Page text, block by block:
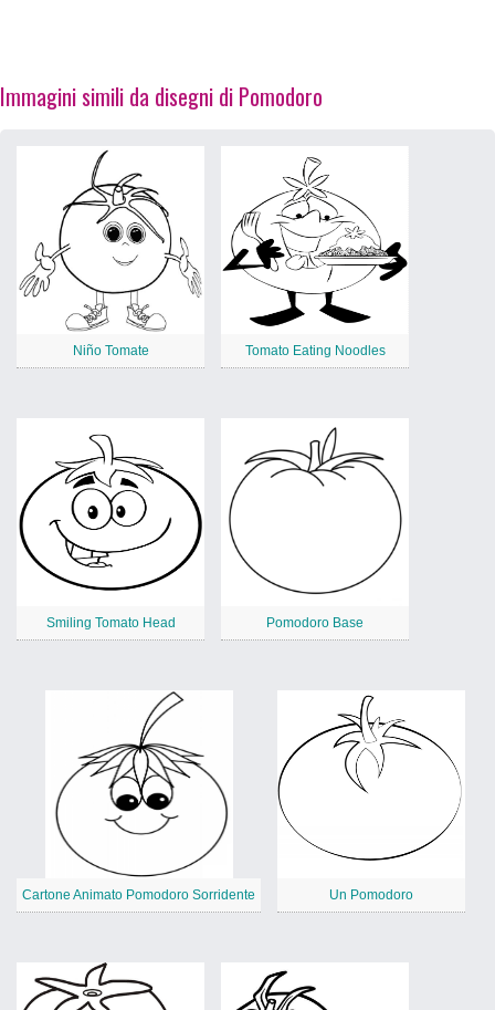
Immagini simili da disegni di Pomodoro
Niño Tomate Tomato Eating Noodles
Smiling Tomato Head Pomodoro Base
Cartone Animato Pomodoro Sorridente Un Pomodoro